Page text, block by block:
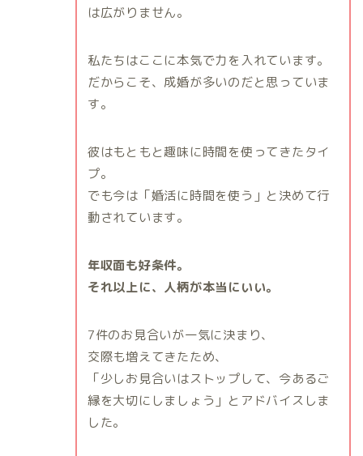
は広がりません。
私たちはここに本気で力を入れています。
だからこそ、成婚が多いのだと思っていま
す。
彼はもともと趣味に時間を使ってきたタイ
プ。
でも今は「婚活に時間を使う」と決めて行
動されています。
年収面も好条件。
それ以上に、人柄が本当にいい。
7件のお見合いが一気に決まり、
交際も増えてきたため、
「少しお見合いはストップして、今あるご
縁を大切にしましょう」とアドバイスしま
した。